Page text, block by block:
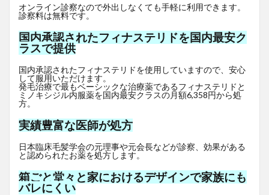
オンライン診察なので外出しなくても手軽に利用できます。
診察料は無料です。
国内承認されたフィナステリドを国内最安ク
ラスで提供
国内承認されたフィナステリドを使用していますので、安心
して服用いただけます。
発毛治療で最もベーシックな治療薬であるフィナステリドと
ミノキシジル内服薬を国内最安クラスの月額6,358円から処
方。
実績豊富な医師が処方
日本臨床毛髪学会の元理事や元会長などが診察、効果がある
と認められたお薬を処方します。
箱ごと堂々と家におけるデザインで家族にも
バレにくい